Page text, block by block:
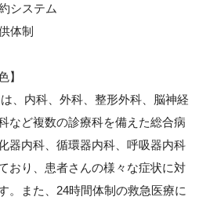
システム
体制
】
、内科、外科、整形外科、脳神経
など複数の診療科を備えた総合病
器内科、循環器内科、呼吸器内科
おり、患者さんの様々な症状に対
。また、24時間体制の救急医療に